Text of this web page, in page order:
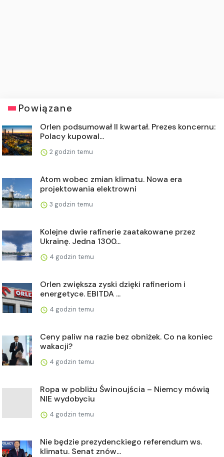
Powiązane
Orlen podsumował II kwartał. Prezes koncernu:
Polacy kupowal...
2 godzin temu
Atom wobec zmian klimatu. Nowa era
projektowania elektrowni
3 godzin temu
Kolejne dwie rafinerie zaatakowane przez
Ukrainę. Jedna 1300...
4 godzin temu
Orlen zwiększa zyski dzięki rafineriom i
energetyce. EBITDA ...
4 godzin temu
Ceny paliw na razie bez obniżek. Co na koniec
wakacji?
4 godzin temu
Ropa w pobliżu Świnoujścia – Niemcy mówią
NIE wydobyciu
4 godzin temu
Nie będzie prezydenckiego referendum ws.
klimatu. Senat znów...